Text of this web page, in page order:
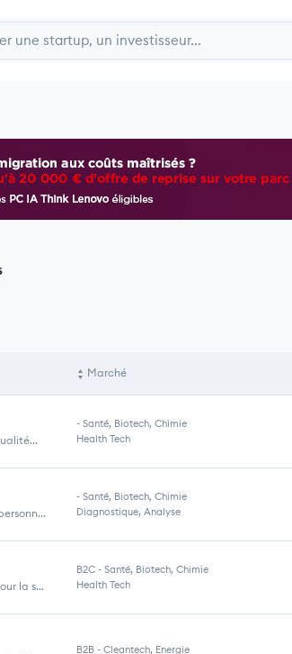
Marché
- Santé, Biotech, Chimie
Health Tech
- Santé, Biotech, Chimie
Diagnostique, Analyse
Diagnostics basés sur des biomarqueurs pour la sa...
B2C - Santé, Biotech, Chimie
Health Tech
B2B - Cleantech, Energie